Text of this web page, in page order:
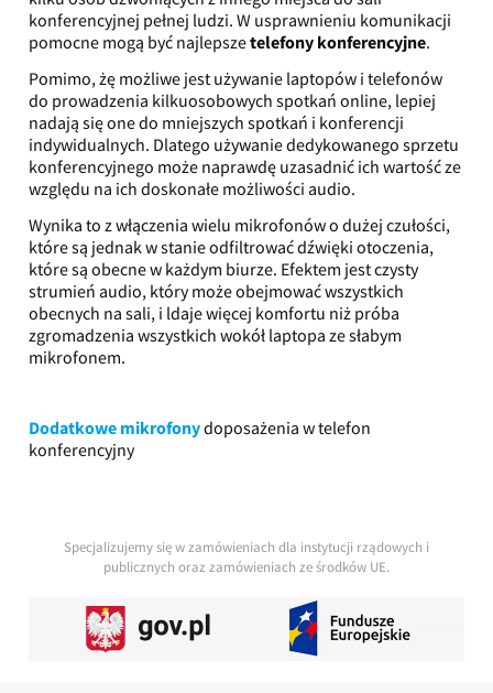
konferencyjnej pełnej ludzi. W usprawnieniu komunikacji
pomocne mogą być najlepszetelefony konferencyjne.
Pomimo, żę możliwe jest używanie laptopów i telefonów
do prowadzenia kilkuosobowych spotkań online, lepiej
nadają się one do mniejszych spotkań i konferencji
indywidualnych. Dlatego używanie dedykowanego sprzetu
konferencyjnego może naprawdę uzasadnić ich wartość ze
względu na ich doskonałe możliwości audio.
Wynika to z włączenia wielu mikrofonów o dużej czułości,
które są jednak w stanie odfiltrować dźwięki otoczenia,
które są obecne w każdym biurze. Efektem jest czysty
strumień audio, który może obejmować wszystkich
obecnych na sali, i ldaje więcej komfortu niż próba
zgromadzenia wszystkich wokół laptopa ze słabym
mikrofonem.
Dodatkowe mikrofonydoposażenia w telefon
konferencyjny
Specjalizujemy się w zamówieniach dla instytucji rządowych i
publicznych oraz zamówieniach ze środków UE.